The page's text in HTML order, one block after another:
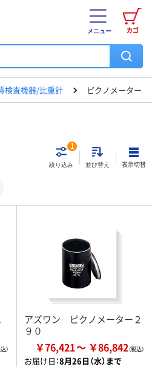
カゴ
メニュー
検査機器/比重計 ピクノメーター
絞り込み
1
並び替え 表示切替
アズワン ピクノメーター２
９０
￥76,421 ￥86,842
お届け日：8月26日（水）まで